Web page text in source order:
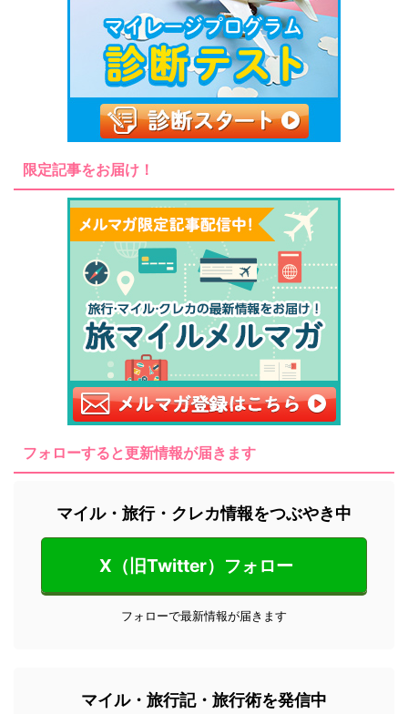
限定記事をお届け！
フォローすると更新情報が届きます
マイル・旅行・クレカ情報をつぶやき中
X（旧Twitter）フォロー
フォローで最新情報が届きます
マイル・旅行記・旅行術を発信中